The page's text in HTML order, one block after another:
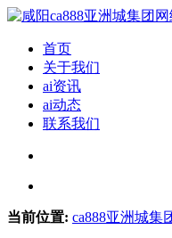
首页
关于我们
ai资讯
ai动态
联系我们
当前位置: ca888亚洲城集